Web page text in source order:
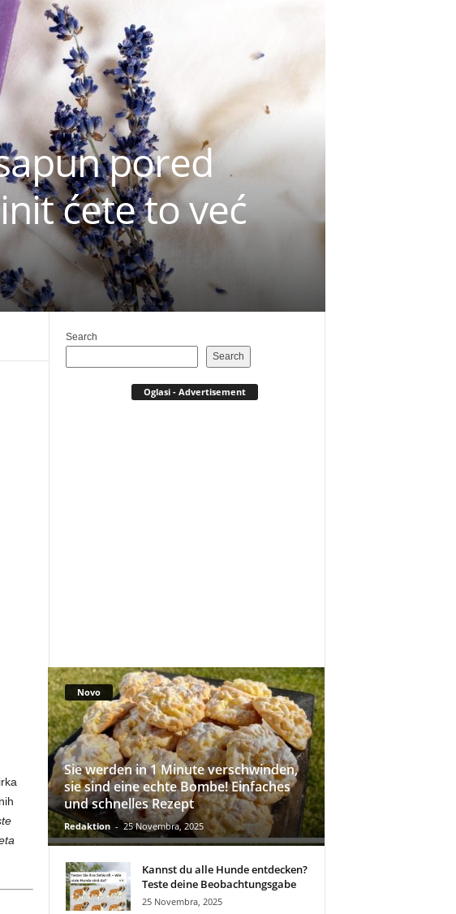
pored
ćete to već
Search
Search
Oglasi - Advertisement
Novo
Sie werden in 1 Minute verschwinden,
sie sind eine echte Bombe! Einfaches
und schnelles Rezept
Redaktion - 25 Novembra, 2025
Kannst du alle Hunde entdecken?
Teste deine Beobachtungsgabe
25 Novembra, 2025